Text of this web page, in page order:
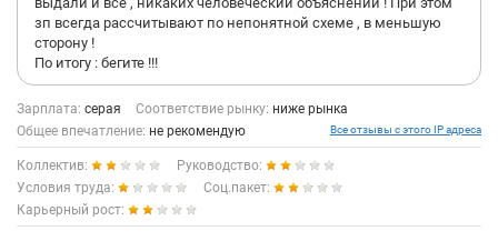
зп всегда рассчитывают по непонятной схеме , в меньшую
сторону !
По итогу : бегите !!!
Зарплата: серая Соответствие рынку: ниже рынка
Общее впечатление: не рекомендую Все отзывы с этого IP адреса
Коллектив:
Руководство:
Условия труда:
Соц.пакет:
Карьерный рост: